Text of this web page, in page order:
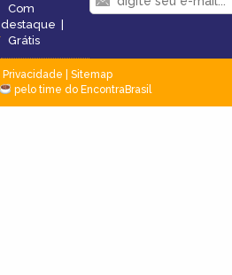
Com
destaque |
Grátis
Privacidade
Sitemap
pelo time do EncontraBrasil